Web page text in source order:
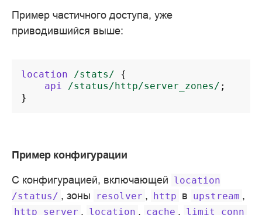
Пример частичного доступа, уже
приводившийся выше:
location /stats/
{
api
/status/http/server_zones/ ;
}
Пример конфигурации
С конфигурацией, включающей location
/status/ , зоны resolver , http в upstream ,
http server , location , cache , limit_conn